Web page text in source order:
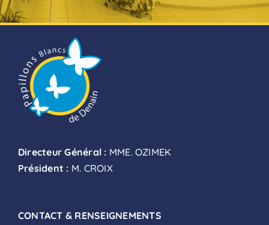
Directeur Général : MME. OZIMEK
Président : M. CROIX
CONTACT & RENSEIGNEMENTS